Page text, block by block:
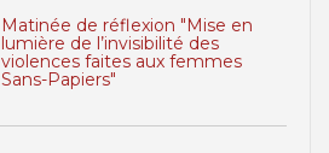
Matinée de réflexion "Mise en
lumière de l’invisibilité des
violences faites aux femmes
Sans-Papiers"